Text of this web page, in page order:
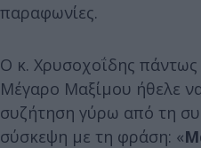
παραφωνίες.
Ο κ. Χρυσοχοΐδης
Μέγαρο Μαξίμου ήθελε
συζήτηση γύρω από τη
σύσκεψη με τη φράση: «